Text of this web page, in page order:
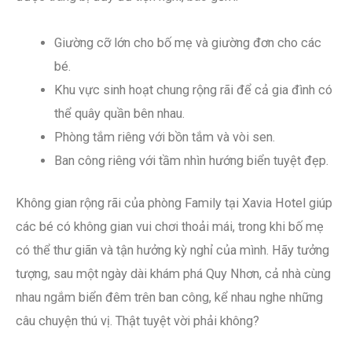
Giường cỡ lớn cho bố mẹ và giường đơn cho các
bé.
Khu vực sinh hoạt chung rộng rãi để cả gia đình có
thể quây quần bên nhau.
Phòng tắm riêng với bồn tắm và vòi sen.
Ban công riêng với tầm nhìn hướng biển tuyệt đẹp.
Không gian rộng rãi của phòng Family tại Xavia Hotel giúp
các bé có không gian vui chơi thoải mái, trong khi bố mẹ
có thể thư giãn và tận hưởng kỳ nghỉ của mình. Hãy tưởng
tượng, sau một ngày dài khám phá Quy Nhơn, cả nhà cùng
nhau ngắm biển đêm trên ban công, kể nhau nghe những
câu chuyện thú vị. Thật tuyệt vời phải không?